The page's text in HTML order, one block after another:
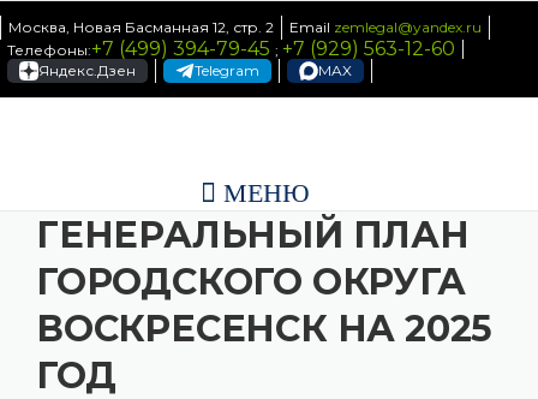
Skip to content
Москва, Новая Басманная 12, стр. 2 Email zemlegal@yandex.ru
Телефоны:+7 (499) 394-79-45 ; +7 (929) 563-12-60
Яндекс.Дзен Telegram MAX
МЕНЮ
ГЕНЕРАЛЬНЫЙ ПЛАН
ГОРОДСКОГО ОКРУГА
ВОСКРЕСЕНСК НА 2025
ГОД